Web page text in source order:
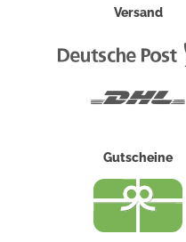
Versand
Gutscheine